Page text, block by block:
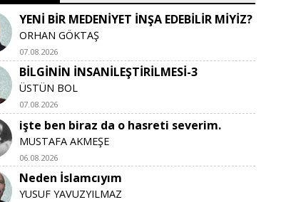
YENİ BİR MEDENİYET İNŞA EDEBİLİR MİYİZ?
ORHAN GÖKTAŞ
07.08.2026
BİLGİNİN İNSANİLEŞTİRİLMESİ-3
ÜSTÜN BOL
07.08.2026
işte ben biraz da o hasreti severim.
MUSTAFA AKMEŞE
06.08.2026
Neden İslamcıyım
YUSUF YAVUZYILMAZ